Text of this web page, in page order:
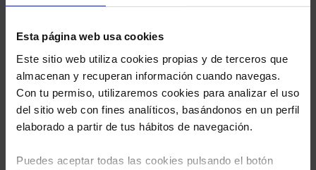
Esta página web usa cookies
Este sitio web utiliza cookies propias y de terceros que
almacenan y recuperan información cuando navegas.
Con tu permiso, utilizaremos cookies para analizar el uso
del sitio web con fines analíticos, basándonos en un perfil
elaborado a partir de tus hábitos de navegación.
Puedes aceptar todas las cookies pulsando el botón